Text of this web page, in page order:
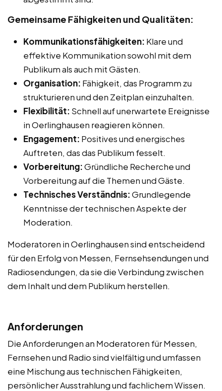
Gemeinsame Fähigkeiten und Qualitäten:
Kommunikationsfähigkeiten: Klare und
effektive Kommunikation sowohl mit dem
Publikum als auch mit Gästen.
Organisation: Fähigkeit, das Programm zu
strukturieren und den Zeitplan einzuhalten.
Flexibilität: Schnell auf unerwartete Ereignisse
in Oerlinghausen reagieren können.
Engagement: Positives und energisches
Auftreten, das das Publikum fesselt.
Vorbereitung:Gründliche Recherche und
Vorbereitung auf die Themen und Gäste.
Technisches Verständnis:Grundlegende
Kenntnisse der technischen Aspekte der
Moderation.
Moderatoren in Oerlinghausen sind entscheidend
für den Erfolg von Messen, Fernsehsendungen und
Radiosendungen, da sie die Verbindung zwischen
dem Inhalt und dem Publikum herstellen.
Anforderungen
Die Anforderungen an Moderatoren für Messen,
Fernsehen und Radio sind vielfältig und umfassen
eine Mischung aus technischen Fähigkeiten,
persönlicher Ausstrahlung und fachlichem Wissen.